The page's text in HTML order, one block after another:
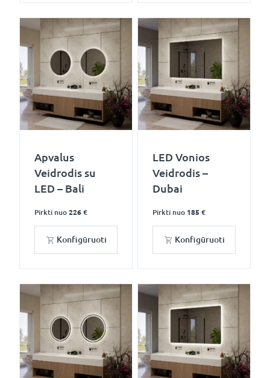
Apvalus
Veidrodis su
LED – Bali
Pirkti nuo 226 €
Konfigūruoti
LED Vonios
Veidrodis –
Dubai
Pirkti nuo 185 €
Konfigūruoti